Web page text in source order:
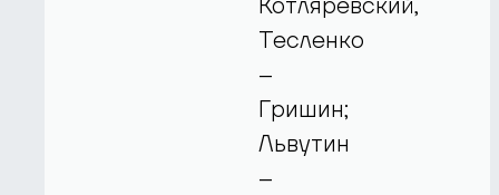
Котляревский,
Тесленко
–
Гришин;
Львутин
–